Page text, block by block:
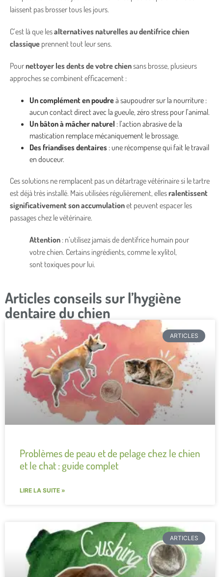
laissent pas brosser tous les jours.
C’est là que lesalternatives naturelles au dentifrice chien
classique prennent tout leur sens.
Pournettoyer les dents de votre chiensans brosse, plusieurs
approches se combinent efficacement :
Un complément en poudreà saupoudrer sur la nourriture :
aucun contact direct avec la gueule, zéro stress pour l’animal.
Un bâton à mâcher naturel : l’action abrasive de la
mastication remplace mécaniquement le brossage.
Des friandises dentaires : une récompense qui fait le travail
en douceur.
Ces solutions ne remplacent pas un détartrage vétérinaire si le tartre
est déjà très installé. Mais utilisées régulièrement, ellesralentissent
significativement son accumulationet peuvent espacer les
passages chez le vétérinaire.
Attention : n’utilisez jamais de dentifrice humain pour
votre chien. Certains ingrédients, comme le xylitol,
sont toxiques pour lui.
Articles conseils sur l’hygiène
dentaire du chien
ARTICLES
Problèmes de peau et de pelage chez le chien
et le chat : guide complet
LIRE LA SUITE »
ARTICLES